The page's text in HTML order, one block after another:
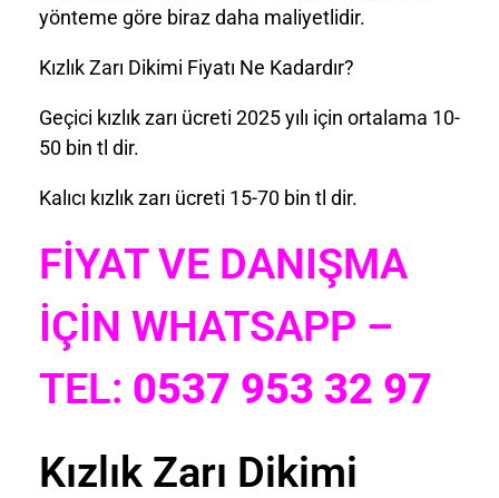
yönteme göre biraz daha maliyetlidir.
Kızlık Zarı Dikimi Fiyatı Ne Kadardır?
Geçici kızlık zarı ücreti 2025 yılı için ortalama 10-
50 bin tl dir.
Kalıcı kızlık zarı ücreti 15-70 bin tl dir.
FİYAT VE DANIŞMA
İÇİN WHATSAPP –
TEL: 0537 953 32 97
Kızlık Zarı Dikimi